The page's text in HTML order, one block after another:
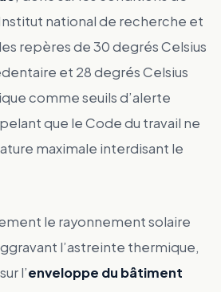
national de recherche et
repères de 30 degrés Celsius
et 28 degrés Celsius
comme seuils d’alerte
que le Code du travail ne
maximale interdisant le
le rayonnement solaire
l’astreinte thermique,
l’enveloppe du bâtiment